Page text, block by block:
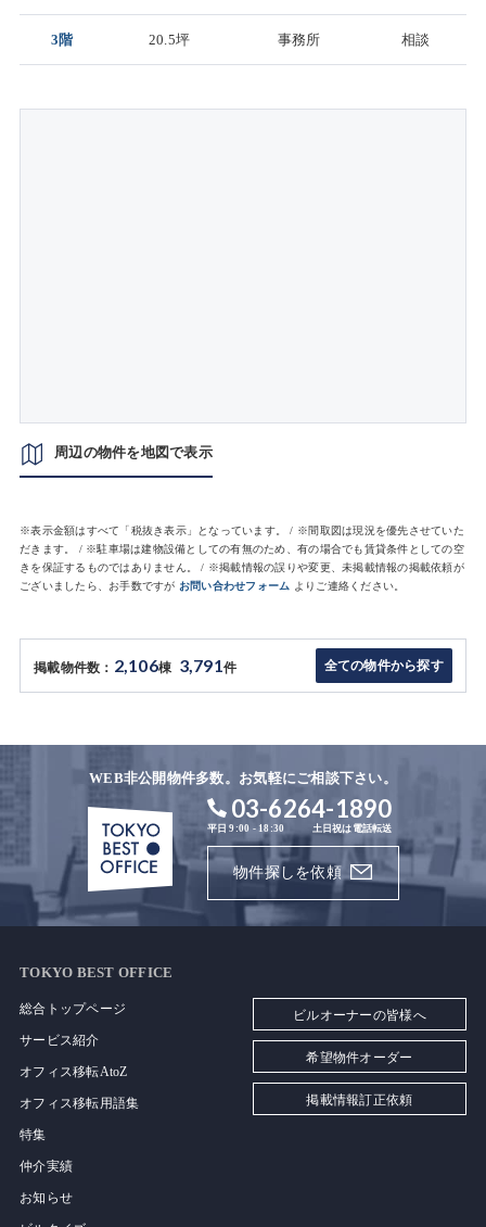
3階 20.5坪 事務所 相談
周辺の物件を地図で表示
※表示金額はすべて「税抜き表示」となっています。 / ※間取図は現況を優先させていた
だきます。 / ※駐車場は建物設備としての有無のため、有の場合でも賃貸条件としての空
きを保証するものではありません。 / ※掲載情報の誤りや変更、未掲載情報の掲載依頼が
ございましたら、お手数ですが お問い合わせフォーム よりご連絡ください。
掲載物件数： 2,106棟 3,791件 全ての物件から探す
WEB非公開物件多数。お気軽にご相談下さい。
03-6264-1890
平日 9:00 - 18:30 土日祝は電話転送
物件探しを依頼
TOKYO BEST OFFICE
総合トップページ
サービス紹介
オフィス移転AtoZ
オフィス移転用語集
特集
仲介実績
お知らせ
ビルオーナーの皆様へ
希望物件オーダー
掲載情報訂正依頼